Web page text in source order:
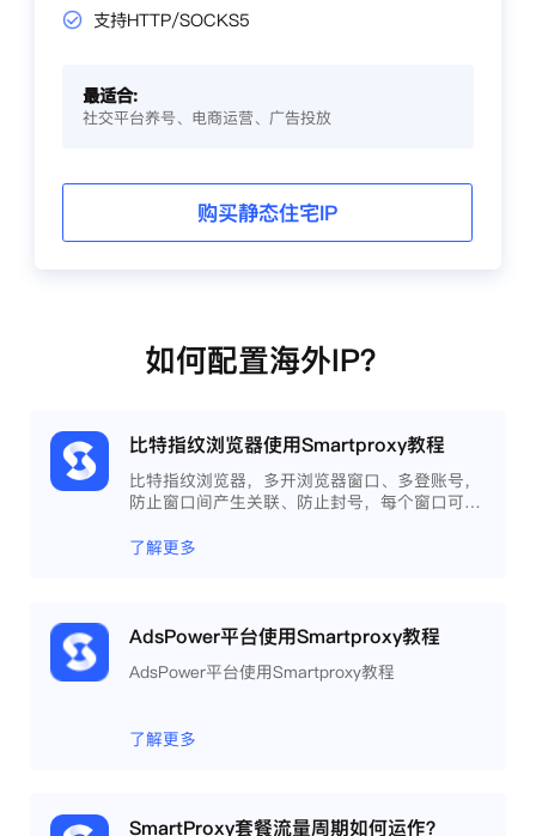
支持HTTP/SOCKS5
最适合:
社交平台养号、电商运营、广告投放
购买静态住宅IP
如何配置海外IP？
比特指纹浏览器使用Smartproxy教程
比特指纹浏览器，多开浏览器窗口、多登账号，
防止窗口间产生关联、防止封号，每个窗口可以
相互间完全环境独立、隔离，避免关联封号。
了解更多
AdsPower平台使用Smartproxy教程
AdsPower平台使用Smartproxy教程
了解更多
SmartProxy套餐流量周期如何运作？